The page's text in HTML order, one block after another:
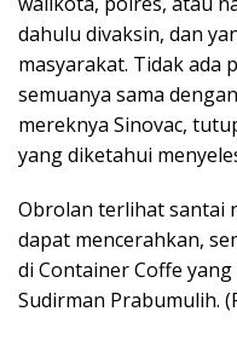
dahulu divaksin, dan
masyarakat. Tidak ada
semuanya sama
mereknya Sinovac,
yang diketahui
Obrolan terlihat santai
dapat mencerahkan,
di Container Coffe yang
Sudirman Prabumulih.